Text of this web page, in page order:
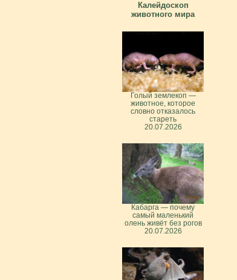
Калейдоскоп
животного мира
Голый землекоп —
животное, которое
словно отказалось
стареть
20.07.2026
Кабарга — почему
самый маленький
олень живёт без рогов
20.07.2026